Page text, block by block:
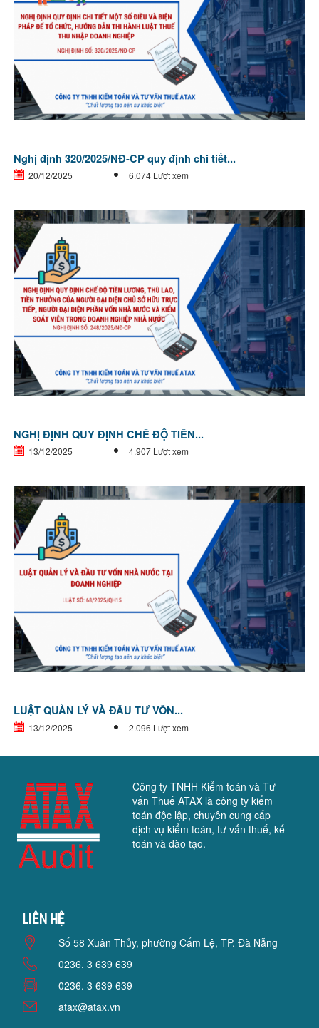
Nghị định 320/2025/NĐ-CP quy định chi tiết...
20/12/2025 6.074 Lượt xem
NGHỊ ĐỊNH QUY ĐỊNH CHẾ ĐỘ TIỀN...
13/12/2025 4.907 Lượt xem
LUẬT QUẢN LÝ VÀ ĐẦU TƯ VỐN...
13/12/2025 2.096 Lượt xem
Công ty TNHH Kiểm toán và Tư
vấn Thuế ATAX là công ty kiểm
toán độc lập, chuyên cung cấp
dịch vụ kiểm toán, tư vấn thuế, kế
toán và đào tạo.
Liên hệ
Số 58 Xuân Thủy, phường Cẩm Lệ, TP. Đà Nẵng
0236. 3 639 639
0236. 3 639 639
atax@atax.vn